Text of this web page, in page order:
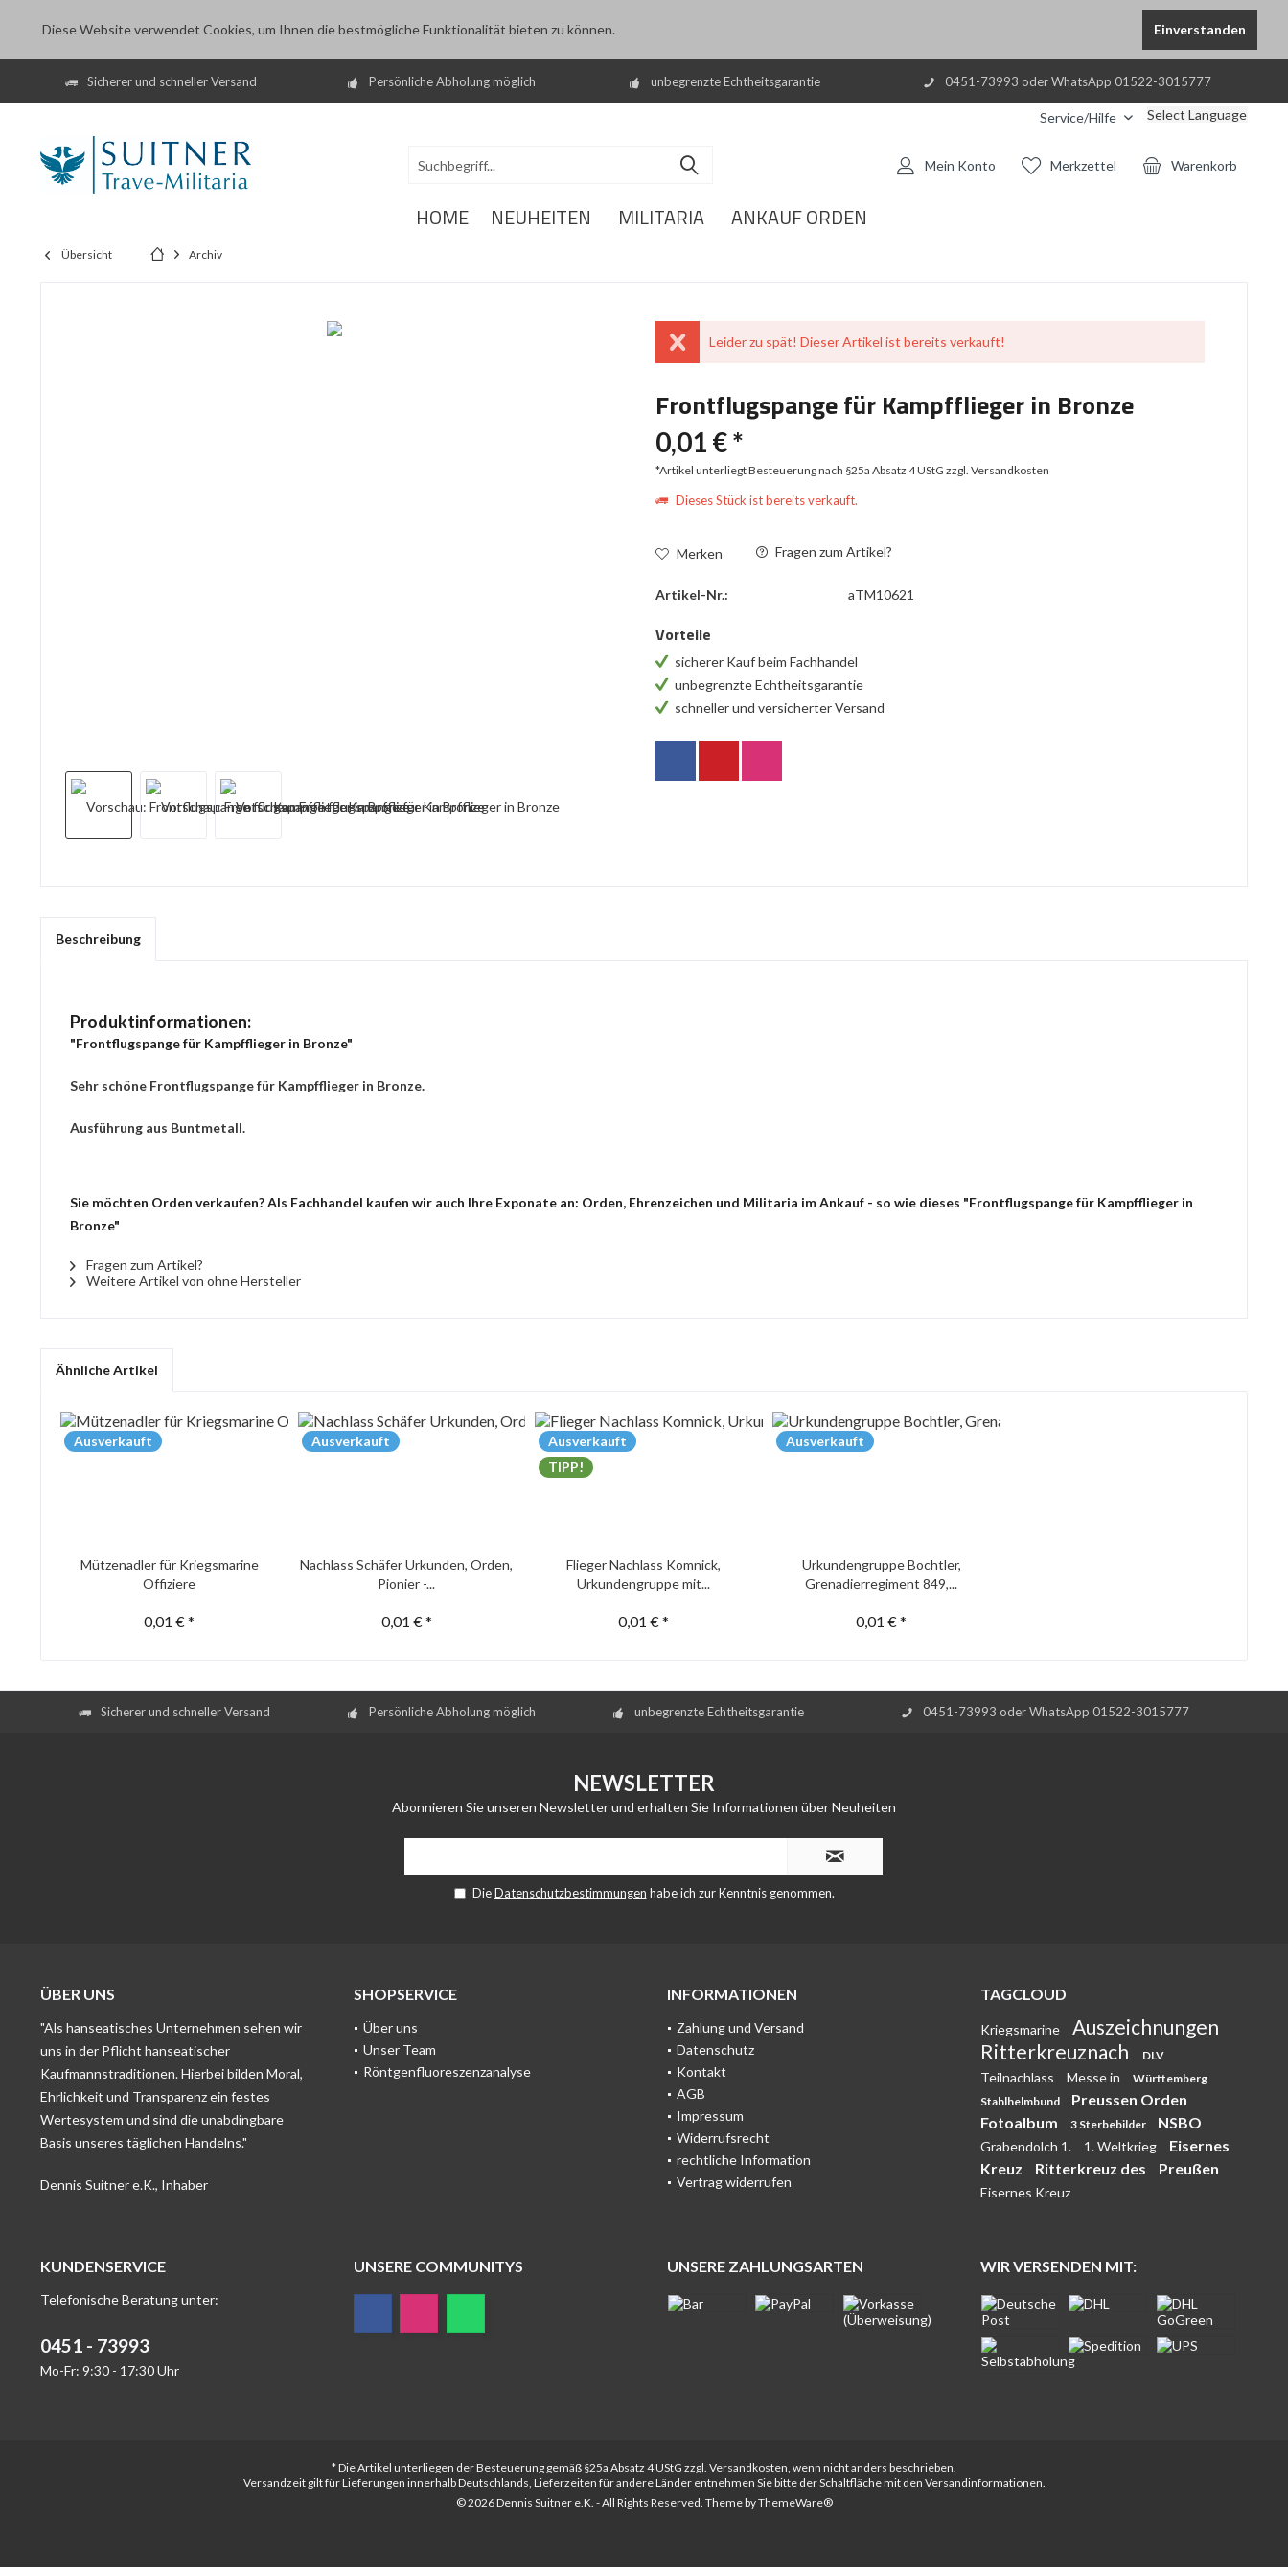
Diese Website verwendet Cookies, um Ihnen die bestmögliche Funktionalität bieten zu können. Einverstanden
Sicherer und schneller Versand Persönliche Abholung möglich unbegrenzte Echtheitsgarantie 0451-73993 oder WhatsApp 01522-3015777
Service/Hilfe Select Language
Warenkorb
Merkzettel
Mein Konto
HOME NEUHEITEN MILITARIA ANKAUF ORDEN
Übersicht Archiv
Leider zu spät! Dieser Artikel ist bereits verkauft!
Frontflugspange für Kampfflieger in Bronze
0,01 € *
*Artikel unterliegt Besteuerung nach §25a Absatz 4 UStGzzgl. Versandkosten
Dieses Stück ist bereits verkauft.
Merken Fragen zum Artikel?
Artikel-Nr.: aTM10621
Vorteile
sicherer Kauf beim Fachhandel
unbegrenzte Echtheitsgarantie
schneller und versicherter Versand
Beschreibung
Produktinformationen:
"Frontflugspange für Kampfflieger in Bronze"
Sehr schöne Frontflugspange für Kampfflieger in Bronze.
Ausführung aus Buntmetall.
Sie möchten Orden verkaufen? Als Fachhandel kaufen wir auch Ihre Exponate an: Orden, Ehrenzeichen und Militaria im Ankauf - so wie dieses "Frontflugspange für Kampfflieger in
Bronze"
Fragen zum Artikel?
Weitere Artikel von ohne Hersteller
Ähnliche Artikel
Ausverkauft
Mützenadler für Kriegsmarine
Offiziere
0,01 € *
Ausverkauft
Nachlass Schäfer Urkunden, Orden,
Pionier -...
0,01 € *
Ausverkauft
TIPP!
Flieger Nachlass Komnick,
Urkundengruppe mit...
0,01 € *
Ausverkauft
Urkundengruppe Bochtler,
Grenadierregiment 849,...
0,01 € *
Sicherer und schneller Versand Persönliche Abholung möglich unbegrenzte Echtheitsgarantie 0451-73993 oder WhatsApp 01522-3015777
NEWSLETTER
Abonnieren Sie unseren Newsletter und erhalten Sie Informationen über Neuheiten
DieDatenschutzbestimmungen habe ich zur Kenntnis genommen.
ÜBER UNS
"Als hanseatisches Unternehmen sehen wir
uns in der Pflicht hanseatischer
Kaufmannstraditionen. Hierbei bilden Moral,
Ehrlichkeit und Transparenz ein festes
Wertesystem und sind die unabdingbare
Basis unseres täglichen Handelns."
Dennis Suitner e.K., Inhaber
SHOPSERVICE
Über uns
Unser Team
Röntgenfluoreszenzanalyse
INFORMATIONEN
Zahlung und Versand
Datenschutz
Kontakt
AGB
Impressum
Widerrufsrecht
rechtliche Information
Vertrag widerrufen
TAGCLOUD
Kriegsmarine
Auszeichnungen
Ritterkreuznach
DLV
Teilnachlass Messe in
Württemberg
Stahlhelmbund
Preussen Orden
Fotoalbum
3 Sterbebilder NSBO
Grabendolch 1. 1. Weltkrieg
Eisernes
Kreuz
Ritterkreuz des Preußen
Eisernes Kreuz
KUNDENSERVICE
Telefonische Beratung unter:
0451 - 73993
Mo-Fr: 9:30 - 17:30 Uhr
UNSERE COMMUNITYS UNSERE ZAHLUNGSARTEN WIR VERSENDEN MIT:
* Die Artikel unterliegen der Besteuerung gemäß §25a Absatz 4 UStG zzgl. Versandkosten, wenn nicht anders beschrieben.
Versandzeit gilt für Lieferungen innerhalb Deutschlands, Lieferzeiten für andere Länder entnehmen Sie bitte der Schaltfläche mit den Versandinformationen.
© 2026 Dennis Suitner e.K. - All Rights Reserved. Theme byThemeWare®